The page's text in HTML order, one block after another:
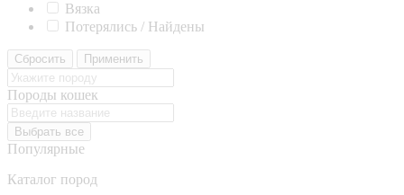
Вязка
Потерялись / Найдены
Сбросить Применить
Породы кошек
Выбрать все
Популярные
Каталог пород